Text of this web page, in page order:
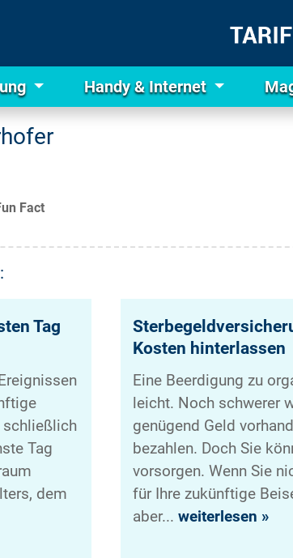
Handy & Internet
Fact
Tag
schließlich
Tag
dem
Kosten hinterlassen
Eine Beerdigung zu
leicht. Noch schwerer
genügend Geld
bezahlen. Doch Sie
vorsorgen. Wenn Sie
für Ihre zukünftige
aber... weiterlesen »